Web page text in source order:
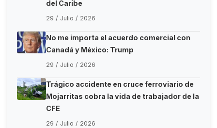
del Caribe
29 / Julio / 2026
No me importa el acuerdo comercial con
Canadá y México: Trump
29 / Julio / 2026
Trágico accidente en cruce ferroviario de
Mojarritas cobra la vida de trabajador de la
CFE
29 / Julio / 2026